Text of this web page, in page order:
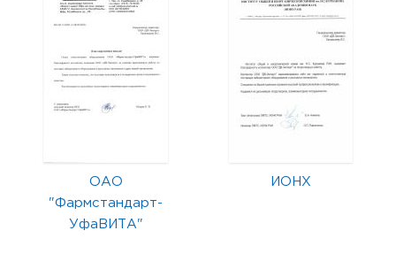
ОАО
"Фармстандарт-
УфаВИТА"
ИОНХ